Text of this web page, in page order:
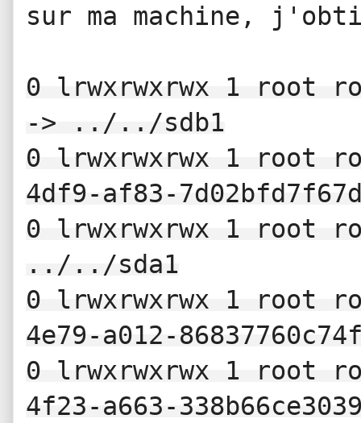
sur ma machine,
0 lrwxrwxrwx 1 root
-> ../../sdb1
0 lrwxrwxrwx 1 root
4df9-af83-
0 lrwxrwxrwx 1 root
../../sda1
0 lrwxrwxrwx 1 root
4e79-a012-
0 lrwxrwxrwx 1 root
4f23-a663-